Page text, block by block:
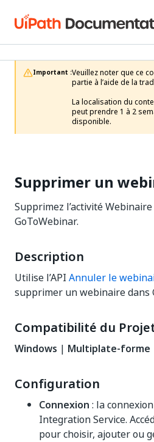
Important :Veuillez noter que ce
partie à l’aide de la
La localisation du
peut prendre 1 à 2
disponible.
Supprimer un
Supprimez l’activité
GoToWebinar.
Description
Utilise l’API Annuler le
supprimer un webinaire dans
Compatibilité du
Windows | Multiplate-forme
Configuration
Connexion : la
Integration Service.
pour choisir, ajouter ou